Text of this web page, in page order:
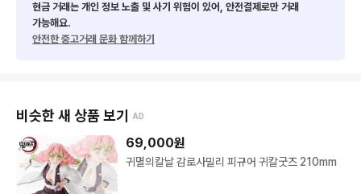
현금 거래는 개인 정보 노출 및 사기 위험이 있어, 안전결제로만 거래
가능해요.
안전한 중고거래 문화 함께하기
비슷한 새 상품 보기 AD
69,000원
귀멸의칼날 감로사밀리 피규어 귀칼굿즈 210mm